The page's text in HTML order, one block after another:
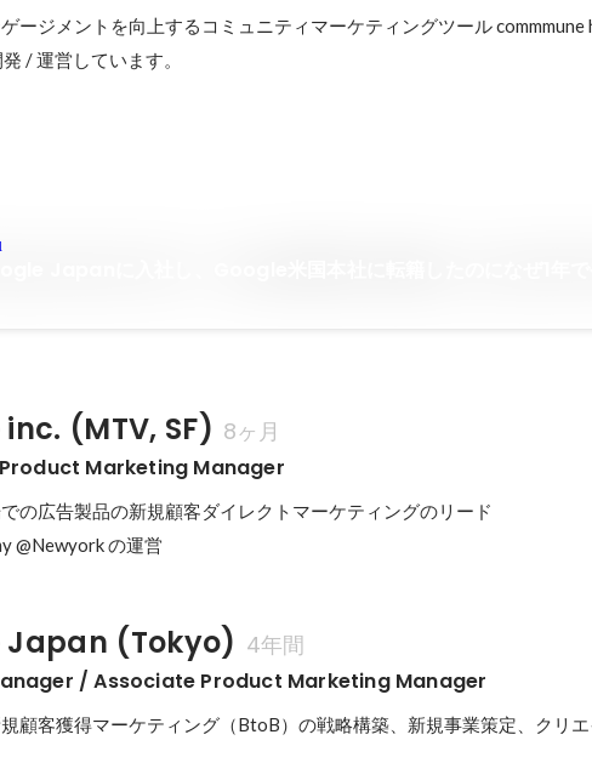
ージメントを向上するコミュニティマーケティングツール commmune
/ 運営しています。
(MTV, SF) 8ヶ月
Marketing Manager
の広告製品の新規顧客ダイレクトマーケティングのリード
@Newyork の運営
Japan (Tokyo) 4年間
/ Associate Product Marketing Manager
顧客獲得マーケティング（BtoB）の戦略構築、新規事業策定、クリ